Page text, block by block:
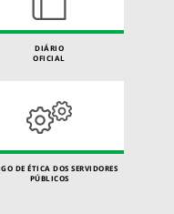
DIÁRIO
OFICIAL
DE ÉTICA DOS SERVIDORES
PÚBLICOS